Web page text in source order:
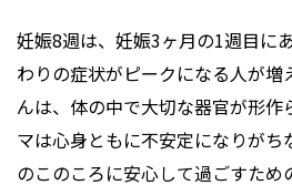
妊娠8週は、妊娠3ヶ月の1週目に
わりの症状がピークになる人が増
んは、体の中で大切な器官が形作
マは心身ともに不安定になりが
のこのころに安心して過ごすため